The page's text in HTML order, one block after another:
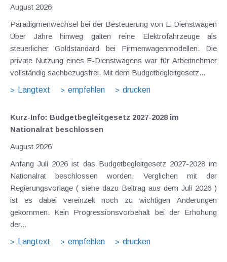
August 2026
Paradigmenwechsel bei der Besteuerung von E-Dienstwagen
Über Jahre hinweg galten reine Elektrofahrzeuge als
steuerlicher Goldstandard bei Firmenwagenmodellen. Die
private Nutzung eines E-Dienstwagens war für Arbeitnehmer
vollständig sachbezugsfrei. Mit dem Budgetbegleitgesetz...
Langtext
empfehlen drucken
Kurz-Info: Budgetbegleitgesetz 2027-2028 im
Nationalrat beschlossen
August 2026
Anfang Juli 2026 ist das Budgetbegleitgesetz 2027-2028 im
Nationalrat beschlossen worden. Verglichen mit der
Regierungsvorlage ( siehe dazu Beitrag aus dem Juli 2026 )
ist es dabei vereinzelt noch zu wichtigen Änderungen
gekommen. Kein Progressionsvorbehalt bei der Erhöhung
der...
Langtext
empfehlen drucken